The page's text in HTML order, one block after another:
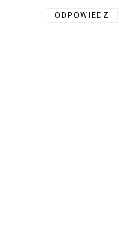
ODPOWIEDZ